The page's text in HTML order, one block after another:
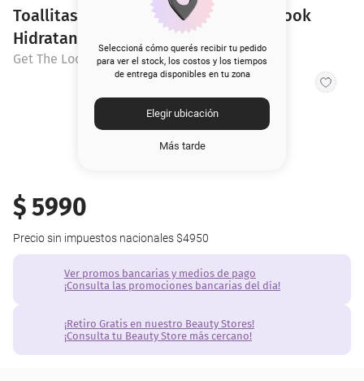
Seleccioná cómo querés recibir tu pedido
para ver el stock, los costos y los tiempos
de entrega disponibles en tu zona
Elegir ubicación
Más tarde
Toallitas Desmaquillantes Get The Look
Hidratantes x 25 un
Get The Look
$5990
Precio sin impuestos nacionales $4950
Ver promos bancarias y medios de pago
¡Consulta las promociones bancarias del día!
¡Retiro Gratis en nuestro Beauty Stores!
¡Consulta tu Beauty Store más cercano!
5. corrector
9. cher
10. nyx